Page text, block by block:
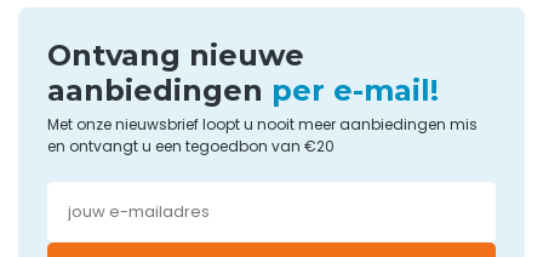
Ontvang nieuwe
aanbiedingen per e-mail!
Met onze nieuwsbrief loopt u nooit meer aanbiedingen mis
en ontvangt u een tegoedbon van €20